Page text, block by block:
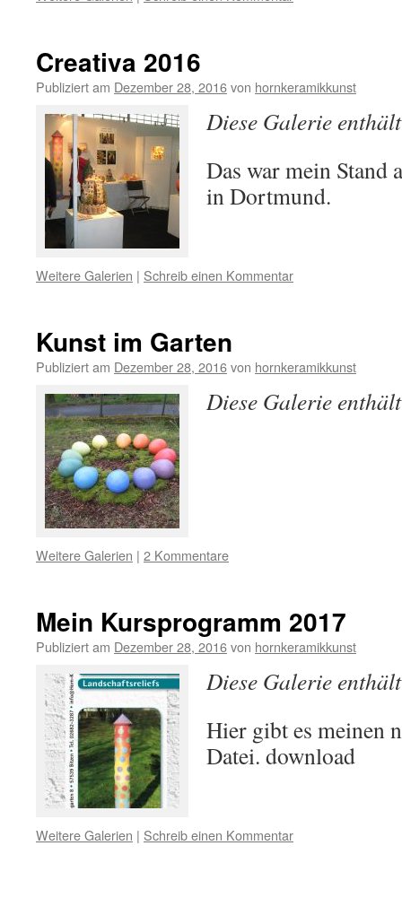
Creativa 2016
Publiziert am Dezember 28, 2016von hornkeramikkunst
Diese Galerie
Das war mein Stand
in Dortmund.
Weitere Galerien | Schreib einen Kommentar
Kunst im Garten
Publiziert am Dezember 28, 2016von hornkeramikkunst
Diese Galerie
Weitere Galerien | 2 Kommentare
Mein Kursprogramm 2017
Publiziert am Dezember 28, 2016von hornkeramikkunst
Diese Galerie
Hier gibt es meinen
Datei. download
Weitere Galerien | Schreib einen Kommentar